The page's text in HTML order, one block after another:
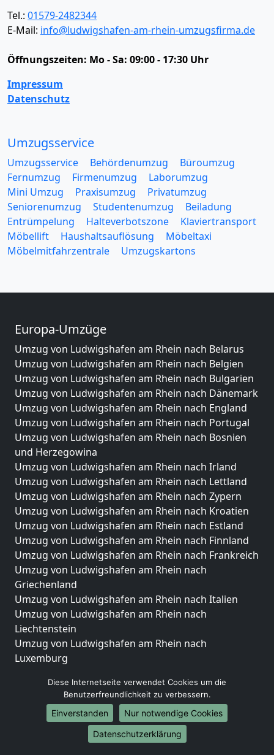
Tel.: 01579-2482344
E-Mail: info@ludwigshafen-am-rhein-umzugsfirma.de
Öffnungszeiten: Mo - Sa: 09:00 - 17:30 Uhr
Impressum
Datenschutz
Umzugsservice
Umzugsservice Behördenumzug
Büroumzug
Fernumzug
Firmenumzug
Laborumzug
Mini Umzug
Praxisumzug
Privatumzug
Seniorenumzug
Studentenumzug
Beiladung
Entrümpelung
Halteverbotszone
Klaviertransport
Möbellift
Haushaltsauflösung
Möbeltaxi
Möbelmitfahrzentrale
Umzugskartons
Europa-Umzüge
Umzug von Ludwigshafen am Rhein nach Belarus
Umzug von Ludwigshafen am Rhein nach Belgien
Umzug von Ludwigshafen am Rhein nach Bulgarien
Umzug von Ludwigshafen am Rhein nach Dänemark
Umzug von Ludwigshafen am Rhein nach England
Umzug von Ludwigshafen am Rhein nach Portugal
Umzug von Ludwigshafen am Rhein nach Bosnien
und Herzegowina
Umzug von Ludwigshafen am Rhein nach Irland
Umzug von Ludwigshafen am Rhein nach Lettland
Umzug von Ludwigshafen am Rhein nach Zypern
Umzug von Ludwigshafen am Rhein nach Kroatien
Umzug von Ludwigshafen am Rhein nach Estland
Umzug von Ludwigshafen am Rhein nach Finnland
Umzug von Ludwigshafen am Rhein nach Frankreich
Umzug von Ludwigshafen am Rhein nach
Griechenland
Umzug von Ludwigshafen am Rhein nach Italien
Umzug von Ludwigshafen am Rhein nach
Liechtenstein
Umzug von Ludwigshafen am Rhein nach
Luxemburg
Niederlande
Umzug von Ludwigshafen am Rhein nach Norwegen
Umzüge-Deutschlandweit
Umzug von Ludwigshafen am Rhein nach Berlin
Diese Internetseite verwendet Cookies um die
Benutzerfreundlichkeit zu verbessern.
Einverstanden
Nur notwendige Cookies
Datenschutzerklärung